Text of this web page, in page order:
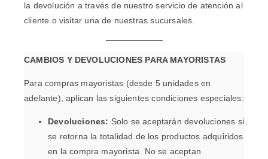
la devolución a través de nuestro servicio de atención al
cliente o visitar una de nuestras sucursales.
CAMBIOS Y DEVOLUCIONES PARA MAYORISTAS
Para compras mayoristas (desde 5 unidades en
adelante), aplican las siguientes condiciones especiales:
Devoluciones: Solo se aceptarán devoluciones si
se retorna la totalidad de los productos adquiridos
en la compra mayorista. No se aceptan